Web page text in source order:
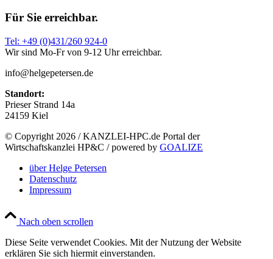
Für Sie erreichbar.
Tel: +49 (0)431/260 924-0
Wir sind Mo-Fr von 9-12 Uhr erreichbar.
info@helgepetersen.de
Standort:
Prieser Strand 14a
24159 Kiel
© Copyright 2026 / KANZLEI-HPC.de Portal der
Wirtschaftskanzlei HP&C / powered by GOALIZE
über Helge Petersen
Datenschutz
Impressum
Nach oben scrollen
Diese Seite verwendet Cookies. Mit der Nutzung der Website
erklären Sie sich hiermit einverstanden.